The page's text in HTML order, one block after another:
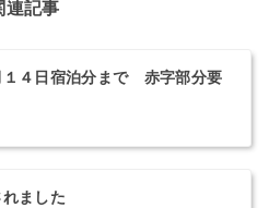
連記事
４日宿泊分まで 赤字部分要
ました